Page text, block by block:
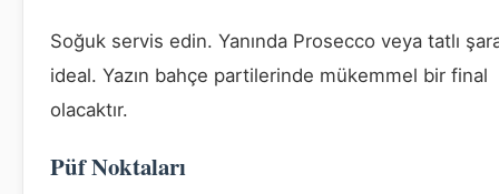
Soğuk servis edin. Yanında Prosecco veya tatlı
ideal. Yazın bahçe partilerinde mükemmel bir final
olacaktır.
Püf Noktaları